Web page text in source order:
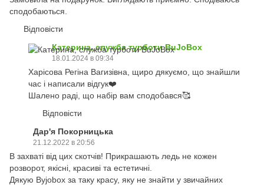
сподобаються.
Відповісти
Катерина, служба турботи BuJoBox
18.01.2024 в 09:34
Харісова Регіна Вагизівна, щиро дякуємо, що знайшли
час і написали відгук❤️
Шалено раді, що набір вам сподобався🥰
Відповісти
Дар'я Покорницька
21.12.2022 в 20:56
В захваті від цих скотчів! Прикрашають ледь не кожен
розворот, якісні, красиві та естетичні.
Дякую Byjobox за таку красу, яку не знайти у звичайних